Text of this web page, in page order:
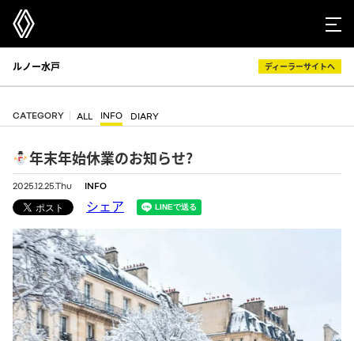
ルノー水戸 ディーラーサイトへ
CATEGORY ALL INFO DIARY
年末年始休業のお知らせ?
2025.12.25.Thu INFO
シェア